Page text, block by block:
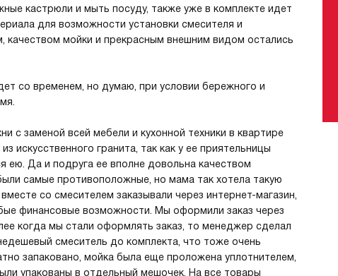
кастрюли и мыть посуду, также уже в комплекте идет
для возможности установки смесителя и
мойки и прекрасным внешним видом остались
со временем, но думаю, при условии бережного и
с заменой всей мебели и кухонной техники в квартире
искусственного гранита, так как у ее приятельницы
ею. Да и подруга ее вполне довольна качеством
самые противоположные, но мама так хотела такую
со смесителем заказывали через интернет-магазин,
финансовые возможности. Мы оформили заказ через
когда мы стали оформлять заказ, то менеджер сделал
смеситель до комплекта, что тоже очень
запаковано, мойка была еще проложена уплотнителем,
упакованы в отдельный мешочек. На все товары